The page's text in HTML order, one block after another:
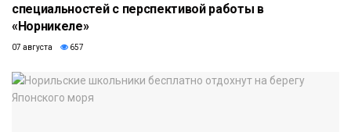
специальностей с перспективой работы в
«Норникеле»
07 августа 657